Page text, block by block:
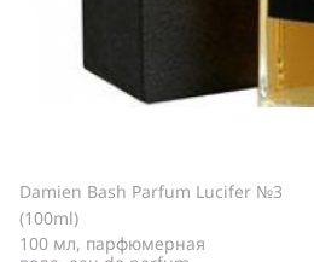
Damien Bash Parfum Lucifer №3
(100ml)
100 мл, парфюмерная